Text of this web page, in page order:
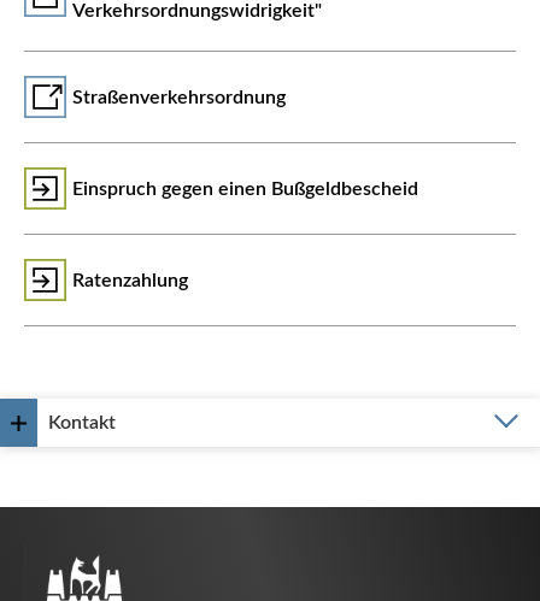
Verkehrsordnungswidrigkeit"
Straßenverkehrsordnung
Einspruch gegen einen Bußgeldbescheid
Ratenzahlung
Kontakt